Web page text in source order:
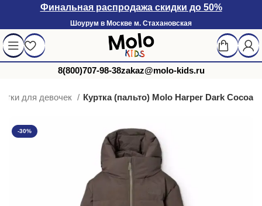
Финальная распродажа скидки до 50%
Шоурум в Москве м. Стахановская
8(800)707-98-38zakaz@molo-kids.ru
для девочек Куртка (пальто) Molo Harper Dark Cocoa
-30%